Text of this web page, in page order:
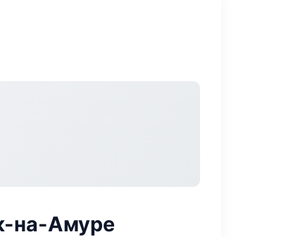
на-Амуре